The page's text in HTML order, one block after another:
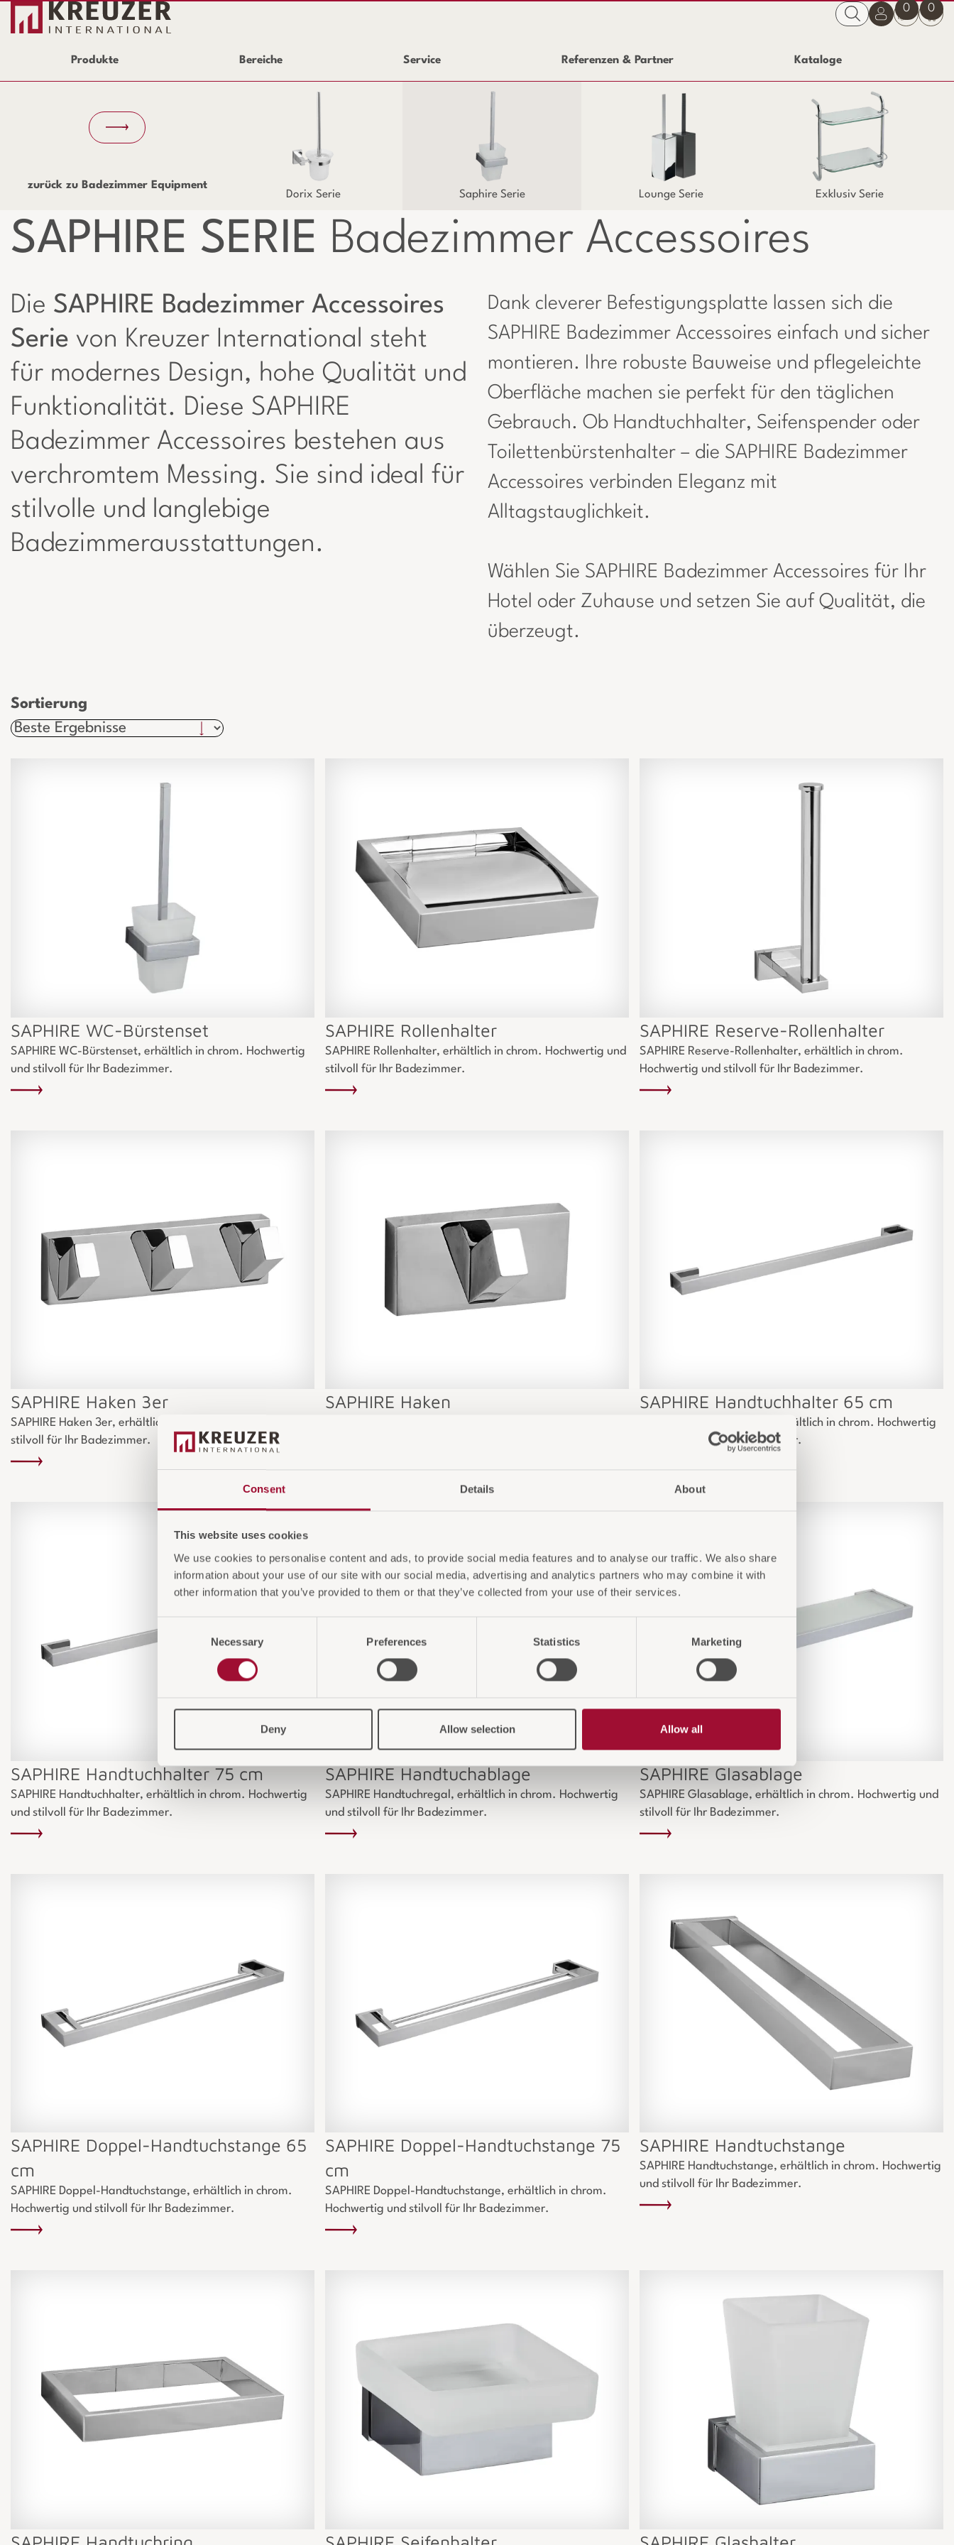
Consent Details About
This website uses cookies
We use cookies to personalise content and ads, to provide social media features and to analyse our traffic. We also share
information about your use of our site with our social media, advertising and analytics partners who may combine it with
other information that you’ve provided to them or that they’ve collected from your use of their services.
Selection
Necessary Preferences Statistics Marketing
Deny Allow selection Allow all
0 0
Produkte Bereiche Service Referenzen & Partner Kataloge
zurück zu Badezimmer Equipment
Dorix Serie
Saphire Serie Lounge Serie Exklusiv Serie
SAPHIRE SERIE Badezimmer Accessoires
Die SAPHIRE Badezimmer Accessoires
Serie von Kreuzer International steht
für modernes Design, hohe Qualität und
Funktionalität. Diese SAPHIRE
Badezimmer Accessoires bestehen aus
verchromtem Messing. Sie sind ideal für
stilvolle und langlebige
Badezimmerausstattungen.
Dank cleverer Befestigungsplatte lassen sich die
SAPHIRE Badezimmer Accessoires einfach und sicher
montieren. Ihre robuste Bauweise und pflegeleichte
Oberfläche machen sie perfekt für den täglichen
Gebrauch. Ob Handtuchhalter, Seifenspender oder
Toilettenbürstenhalter – die SAPHIRE Badezimmer
Accessoires verbinden Eleganz mit
Alltagstauglichkeit.
Wählen Sie SAPHIRE Badezimmer Accessoires für Ihr
Hotel oder Zuhause und setzen Sie auf Qualität, die
überzeugt.
Sortierung
SAPHIRE WC-Bürstenset
SAPHIRE WC-Bürstenset, erhältlich in chrom. Hochwertig
und stilvoll für Ihr Badezimmer.
SAPHIRE Rollenhalter
SAPHIRE Rollenhalter, erhältlich in chrom. Hochwertig und
stilvoll für Ihr Badezimmer.
SAPHIRE Reserve-Rollenhalter
SAPHIRE Reserve-Rollenhalter, erhältlich in chrom.
Hochwertig und stilvoll für Ihr Badezimmer.
SAPHIRE Haken 3er
SAPHIRE Haken 3er, erhältlich in chrom. Hochwertig und
stilvoll für Ihr Badezimmer.
SAPHIRE Haken SAPHIRE Handtuchhalter 65 cm
SAPHIRE Handtuchhalter, erhältlich in chrom. Hochwertig
und stilvoll für Ihr Badezimmer.
SAPHIRE Handtuchhalter 75 cm
SAPHIRE Handtuchhalter, erhältlich in chrom. Hochwertig
und stilvoll für Ihr Badezimmer.
SAPHIRE Handtuchablage
SAPHIRE Handtuchregal, erhältlich in chrom. Hochwertig
und stilvoll für Ihr Badezimmer.
SAPHIRE Glasablage
SAPHIRE Glasablage, erhältlich in chrom. Hochwertig und
stilvoll für Ihr Badezimmer.
SAPHIRE Doppel-Handtuchstange 65
cm
SAPHIRE Doppel-Handtuchstange, erhältlich in chrom.
Hochwertig und stilvoll für Ihr Badezimmer.
SAPHIRE Doppel-Handtuchstange 75
cm
SAPHIRE Doppel-Handtuchstange, erhältlich in chrom.
Hochwertig und stilvoll für Ihr Badezimmer.
SAPHIRE Handtuchstange
SAPHIRE Handtuchstange, erhältlich in chrom. Hochwertig
und stilvoll für Ihr Badezimmer.